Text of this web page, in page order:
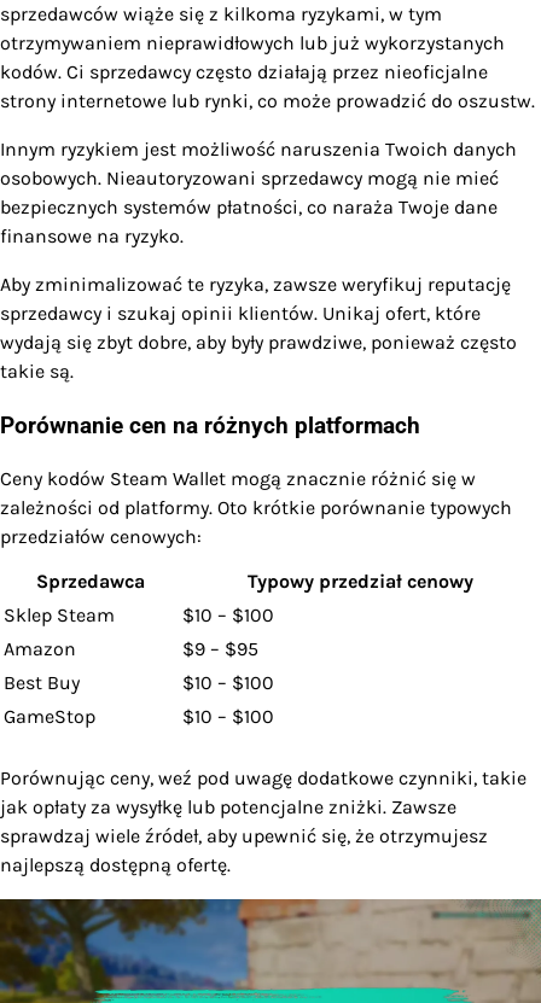
sprzedawców wiąże się z kilkoma ryzykami, w tym
otrzymywaniem nieprawidłowych lub już wykorzystanych
kodów. Ci sprzedawcy często działają przez nieoficjalne
strony internetowe lub rynki, co może prowadzić do oszustw.
Innym ryzykiem jest możliwość naruszenia Twoich danych
osobowych. Nieautoryzowani sprzedawcy mogą nie mieć
bezpiecznych systemów płatności, co naraża Twoje dane
finansowe na ryzyko.
Aby zminimalizować te ryzyka, zawsze weryfikuj reputację
sprzedawcy i szukaj opinii klientów. Unikaj ofert, które
wydają się zbyt dobre, aby były prawdziwe, ponieważ często
takie są.
Porównanie cen na różnych platformach
Ceny kodów Steam Wallet mogą znacznie różnić się w
zależności od platformy. Oto krótkie porównanie typowych
przedziałów cenowych:
Sprzedawca
Typowy przedział cenowy
Sklep Steam
$10 – $100
Amazon
$9 – $95
Best Buy
$10 – $100
GameStop
$10 – $100
Porównując ceny, weź pod uwagę dodatkowe czynniki, takie
jak opłaty za wysyłkę lub potencjalne zniżki. Zawsze
sprawdzaj wiele źródeł, aby upewnić się, że otrzymujesz
najlepszą dostępną ofertę.